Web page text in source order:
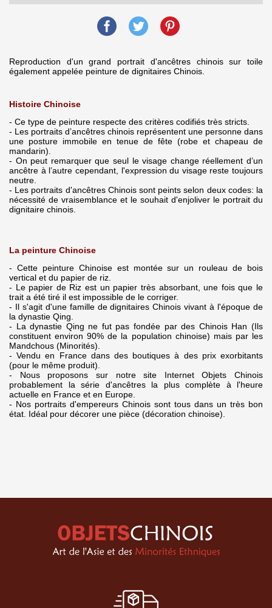
Reproduction d'un grand portrait d'ancêtres chinois sur toile
également appelée peinture de dignitaires Chinois.
Histoire Chinoise
- Ce type de peinture respecte des critères codifiés très stricts.
- Les portraits d’ancêtres chinois représentent une personne dans
une posture immobile en tenue de fête (robe et chapeau de
mandarin).
- On peut remarquer que seul le visage change réellement d’un
ancêtre à l’autre cependant, l'expression du visage reste toujours
neutre.
- Les portraits d'ancêtres Chinois sont peints selon deux codes: la
nécessité de vraisemblance et le souhait d'enjoliver le portrait du
dignitaire chinois.
La peinture Chinoise
- Cette peinture Chinoise est montée sur un rouleau de bois
vertical et du papier de riz.
- Le papier de Riz est un papier très absorbant, une fois que le
trait a été tiré il est impossible de le corriger.
- Il s'agit d'une famille de dignitaires Chinois vivant à l'époque de
la dynastie Qing.
- La dynastie Qing ne fut pas fondée par des Chinois Han (Ils
constituent environ 90% de la population chinoise) mais par les
Mandchous (Minorités).
- Vendu en France dans des boutiques à des prix exorbitants
(pour le même produit).
- Nous proposons sur notre site Internet Objets Chinois
probablement la série d'ancêtres la plus complète à l'heure
actuelle en France et en Europe.
- Nos portraits d'empereurs Chinois sont tous dans un très bon
état. Idéal pour décorer une pièce (décoration chinoise).